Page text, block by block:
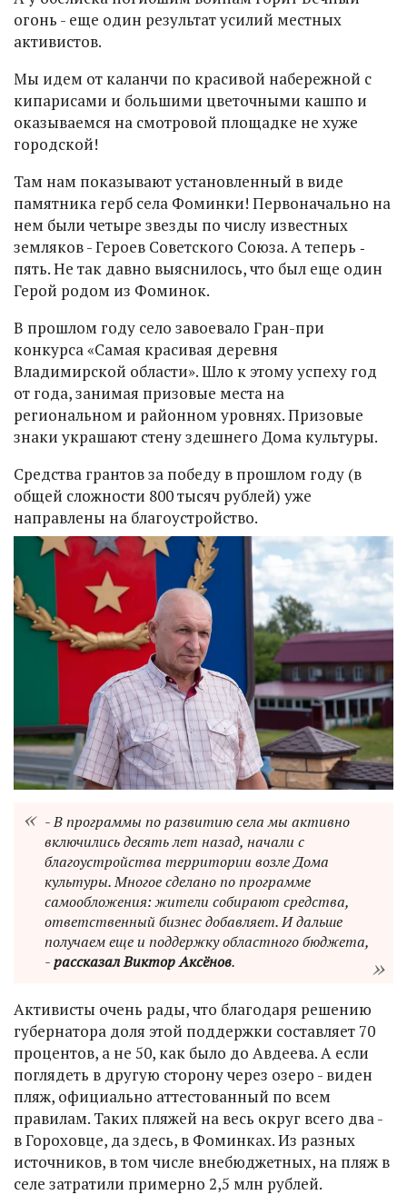
огонь - еще один результат усилий местных
активистов.
Мы идем от каланчи по красивой набережной с
кипарисами и большими цветочными кашпо и
оказываемся на смотровой площадке не хуже
городской!
Там нам показывают установленный в виде
памятника герб села Фоминки! Первоначально на
нем были четыре звезды по числу известных
земляков - Героев Советского Союза. А теперь ‑
пять. Не так давно выяснилось, что был еще один
Герой родом из Фоминок.
В прошлом году село завоевало Гран-при
конкурса «Самая красивая деревня
Владимирской области». Шло к этому успеху год
от года, занимая призовые места на
региональном и районном уровнях. Призовые
знаки украшают стену здешнего Дома культуры.
Средства грантов за победу в прошлом году (в
общей сложности 800 тысяч рублей) уже
направлены на благоустройство.
- В программы по развитию села мы активно
включились десять лет назад, начали с
благоустройства территории возле Дома
культуры. Многое сделано по программе
самообложения: жители собирают средства,
ответственный бизнес добавляет. И дальше
получаем еще и поддержку областного бюджета,
-рассказал Виктор Аксёнов.
Активисты очень рады, что благодаря решению
губернатора доля этой поддержки составляет 70
процентов, а не 50, как было до Авдеева. А если
поглядеть в другую сторону через озеро - виден
пляж, официально аттестованный по всем
правилам. Таких пляжей на весь округ всего два -
в Гороховце, да здесь, в Фоминках. Из разных
источников, в том числе внебюджетных, на пляж в
селе затратили примерно 2,5 млн рублей.